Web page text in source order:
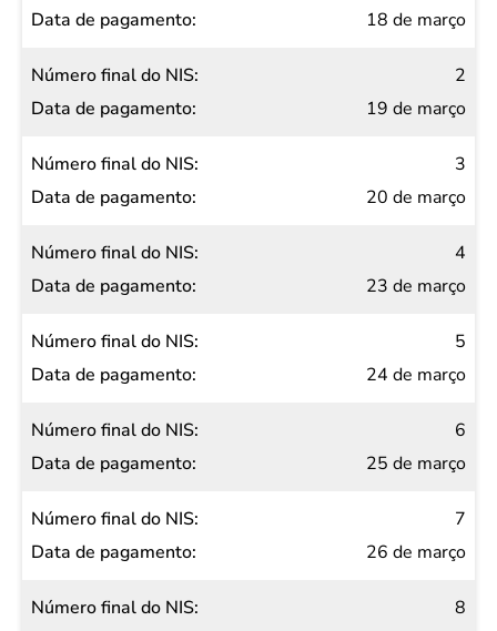
final do
Data de
pagamento
18 de março
2
19 de março
3
20 de março
4
23 de março
5
24 de março
6
25 de março
7
26 de março
8